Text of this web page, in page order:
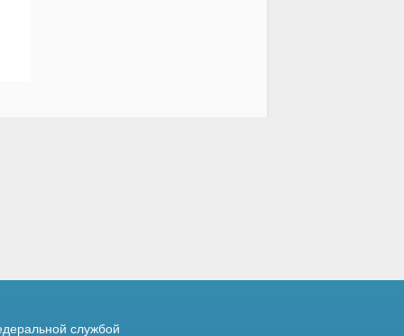
службой